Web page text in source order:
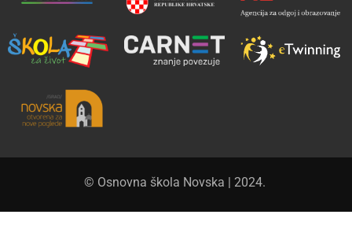
© Osnovna škola Novska | 2024.